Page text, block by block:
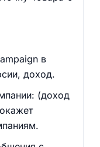
в
доход.
(доход